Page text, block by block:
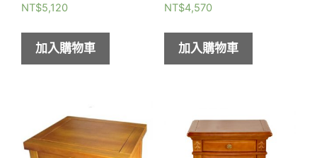
NT$5,120
加入購物車
NT$4,570
加入購物車